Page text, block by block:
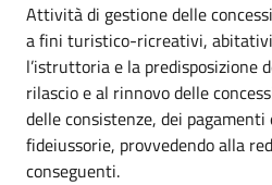
Attività di gestione delle
a fini turistico-ricreativi,
l’istruttoria e la predisposizione
rilascio e al rinnovo delle
delle consistenze, dei pagamenti
fideiussorie, provvedendo alla
conseguenti.